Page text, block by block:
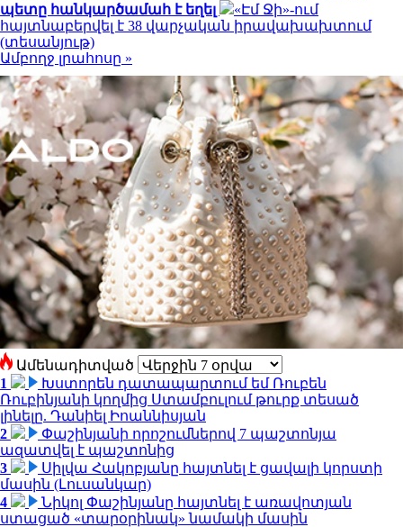
պետը հանկարծամահ է եղել
«Էմ Ջի»-ում
հայտնաբերվել է 38 վարչական իրավախախտում
(տեսանյութ)
Ամբողջ լրահոսը »
Ամենադիտված
1
Խստորեն դատապարտում եմ Ռուբեն
Ռուբինյանի կողմից Ստամբուլում թուրք տեսած
լինելը. Դանիել Իոաննիսյան
2
Փաշինյանի որոշումներով 7 պաշտոնյա
ազատվել է պաշտոնից
3
Սիլվա Հակոբյանը հայտնել է ցավալի կորստի
մասին (Լուսանկար)
4
Նիկոլ Փաշինյանը հայտնել է առավոտյան
ստացած «տարօրինակ» նամակի մասին